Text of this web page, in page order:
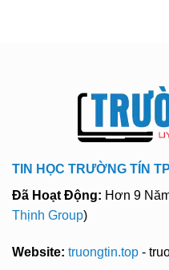
TIN HỌC TRƯỜNG TÍN
Đã Hoạt Động: Hơn 9
Thịnh Group)
Website: truongtin.top -